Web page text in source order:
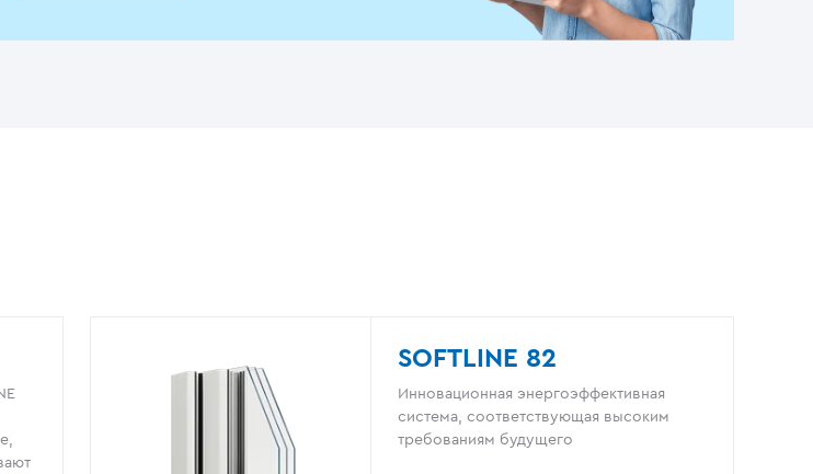
SOFTLINE 82
Инновационная энергоэффективная
система, соответствующая высоким
требованиям будущего